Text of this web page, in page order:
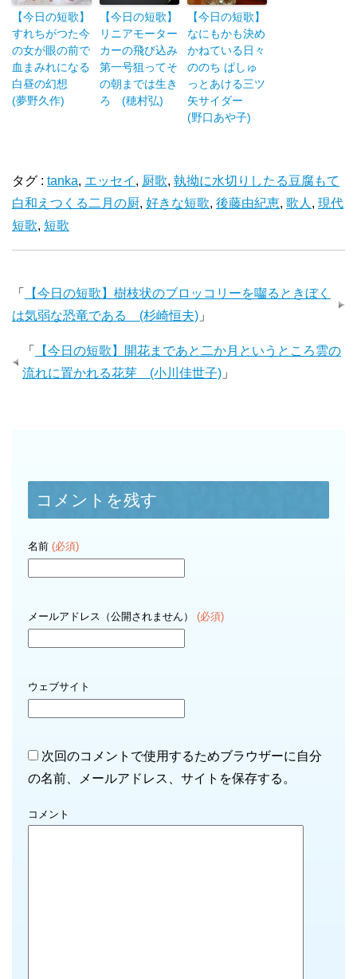
【今日の短歌】
すれちがつた今
の女が眼の前で
血まみれになる
白昼の幻想
(夢野久作)
【今日の短歌】
リニアモーター
カーの飛び込み
第一号狙ってそ
の朝までは生き
ろ (穂村弘)
【今日の短歌】
なにもかも決め
かねている日々
ののち ぱしゅ
っとあける三ツ
矢サイダー
(野口あや子)
タグ : tanka, エッセイ , 厨歌, 執拗に水切りしたる豆腐もて
白和えつくる二月の厨, 好きな短歌, 後藤由紀恵, 歌人 , 現代
短歌, 短歌
「
【今日の短歌】樹枝状のブロッコリーを囓るときぼく
は気弱な恐竜である (杉崎恒夫) 」
「
【今日の短歌】開花まであと二か月というところ雲の
流れに置かれる花芽 (小川佳世子) 」
コメントを残す
名前 (必須)
メールアドレス（公開されません） (必須)
ウェブサイト
次回のコメントで使用するためブラウザーに自分
の名前、メールアドレス、サイトを保存する。
コメント